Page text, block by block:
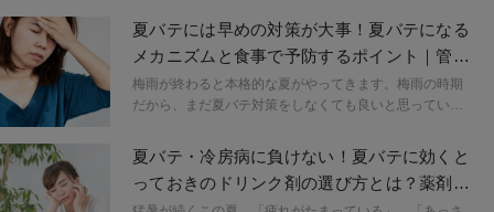
野菜の中でも、ぜひ夏にイチオシの野菜をご紹介しま
す。
夏バテには早めの対策が大事！夏バテになる
メカニズムと食事で予防するポイント｜管理
栄養士が解説
梅雨が終わると本格的な夏がやってきます。梅雨の時期
だから、まだ夏バテ対策をしなくても良いと思っている
雨の時期も気温が高いため、早めの対策が必要です。そ
こで、今回の記事では、夏バテ対策のために意識したい
食事のポイントを管理栄養士が解説します。
夏バテ・冷房病に負けない！夏バテに効くと
っておきのドリンク剤の選び方とは？薬剤師